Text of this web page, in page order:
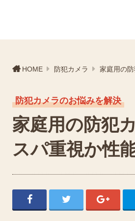
HOME 防犯カメラ 家庭用の
防犯カメラのお悩みを解決
家庭用の防犯
スパ重視か性